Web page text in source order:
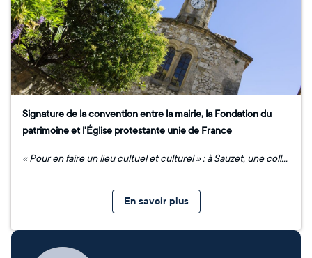
Signature de la convention entre la mairie, la Fondation du
patrimoine et l'Église protestante unie de France
« Pour en faire un lieu cultuel et culturel » : à Sauzet, une collecte de fonds pour redonner vie au temple protestant - Le Réveil du Midi Récap en vidéo ici
En savoir plus